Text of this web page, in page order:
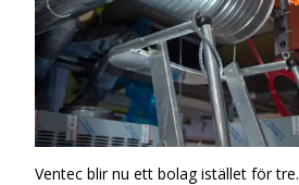
Ventec blir nu ett bolag istället för tre.